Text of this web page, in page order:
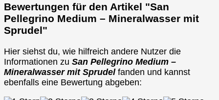
Bewertungen für den Artikel "San
Pellegrino Medium – Mineralwasser mit
Sprudel"
Hier siehst du, wie hilfreich andere Nutzer die
Informationen zu San Pellegrino Medium –
Mineralwasser mit Sprudelfanden und kannst
ebenfalls eine Bewertung abgeben: